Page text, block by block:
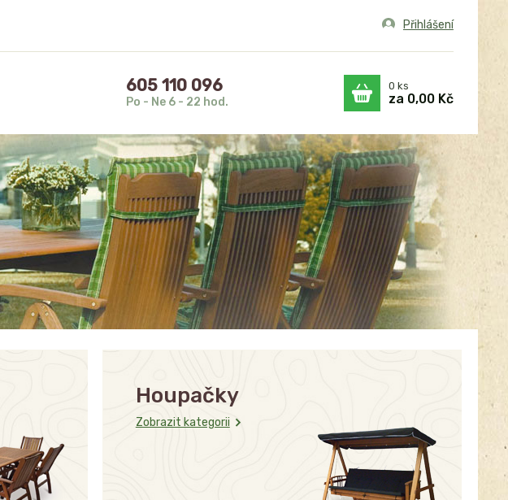
Přihlášení
605 110 096
Po - Ne 6 - 22 hod.
0 ks
za 0,00 Kč
Houpačky
Zobrazit kategorii